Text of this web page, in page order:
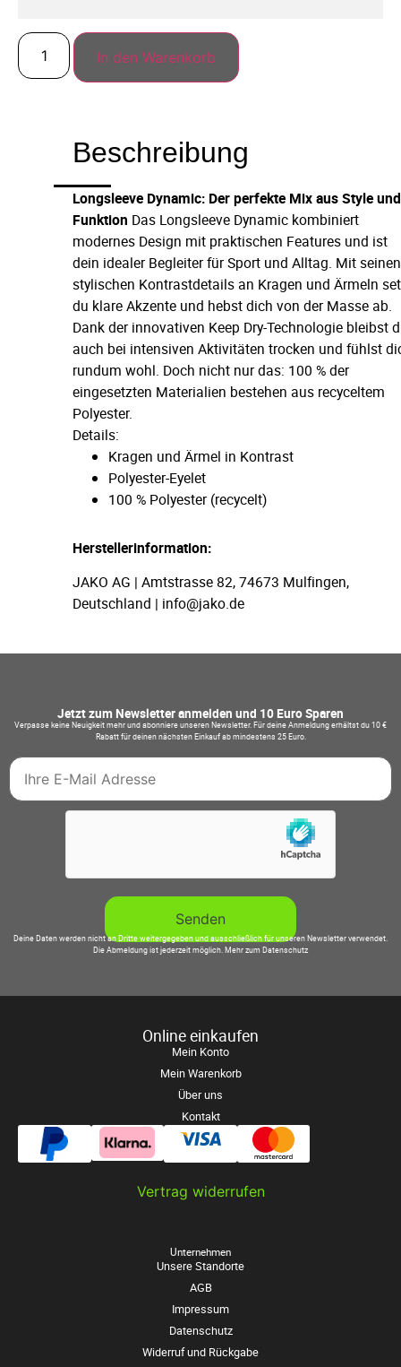
In den Warenkorb
Beschreibung
Longsleeve Dynamic: Der perfekte Mix aus Style und
Funktion Das Longsleeve Dynamic kombiniert
modernes Design mit praktischen Features und ist
dein idealer Begleiter für Sport und Alltag. Mit seinen
stylischen Kontrastdetails an Kragen und Ärmeln
du klare Akzente und hebst dich von der Masse ab.
Dank der innovativen Keep Dry-Technologie bleibst
auch bei intensiven Aktivitäten trocken und fühlst
rundum wohl. Doch nicht nur das: 100 % der
eingesetzten Materialien bestehen aus recyceltem
Polyester.
Details:
Kragen und Ärmel in Kontrast
Polyester-Eyelet
100 % Polyester (recycelt)
Herstellerinformation:
JAKO AG | Amtstrasse 82, 74673 Mulfingen,
Deutschland | info@jako.de
Jetzt zum Newsletter anmelden und 10 Euro Sparen
Verpasse keine Neuigkeit mehr und abonniere unseren Newsletter. Für deine Anmeldung erhältst du 10 €
Rabatt für deinen nächsten Einkauf ab mindestens 25 Euro.
Deine Daten werden nicht an Dritte weitergegeben und ausschließlich für unseren Newsletter verwendet.
Die Abmeldung ist jederzeit möglich.Mehr zum Datenschutz
Online einkaufen
Mein Konto
Mein Warenkorb
Über uns
Kontakt
Vertrag widerrufen
Unternehmen
Unsere Standorte
AGB
Impressum
Datenschutz
Widerruf und Rückgabe